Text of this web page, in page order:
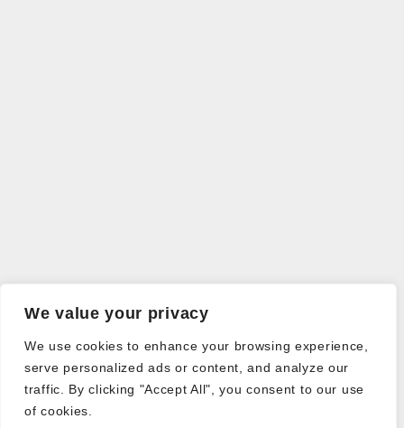
We value your privacy
We use cookies to enhance your browsing experience,
serve personalized ads or content, and analyze our
traffic. By clicking "Accept All", you consent to our use
of cookies.